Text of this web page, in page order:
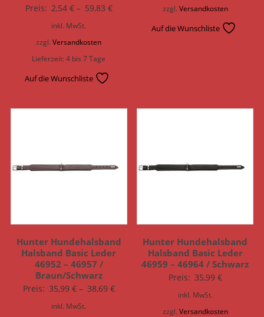
Preis: 2,54 €– 59,83 €
inkl. MwSt.
zzgl.Versandkosten
Lieferzeit:4 bis 7 Tage
Auf die Wunschliste
zzgl. Versandkosten
Auf die Wunschliste
Hunter Hundehalsband
Halsband Basic Leder
46952 – 46957 /
Braun/Schwarz
Preis: 35,99 €– 38,69 €
inkl. MwSt.
Hunter Hundehalsband
Halsband Basic Leder
46959 – 46964 / Schwarz
Preis: 35,99 €
inkl. MwSt.
zzgl.Versandkosten